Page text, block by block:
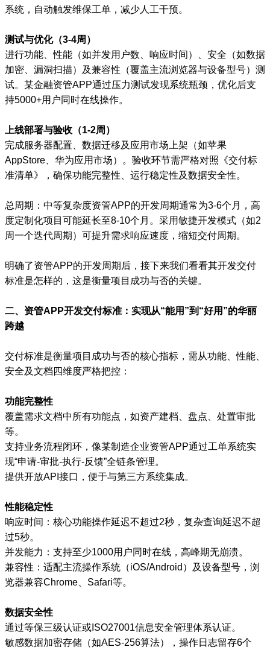
系统，自动触发维保工单，减少人工干预。
测试与优化（3-4周）
进行功能、性能（如并发用户数、响应时间）、安全（如数据
加密、漏洞扫描）及兼容性（覆盖主流浏览器与设备型号）测
试。某金融资管APP通过压力测试发现系统瓶颈，优化后支
持5000+用户同时在线操作。
上线部署与验收（1-2周）
完成服务器配置、数据迁移及应用市场上架（如苹果
AppStore、华为应用市场）。验收环节需严格对照《交付标
准清单》，确保功能完整性、运行稳定性及数据安全性。
总周期：中等复杂度资管APP的开发周期通常为3-6个月，高
度定制化项目可能延长至8-10个月。采用敏捷开发模式（如2
周一个迭代周期）可提升需求响应速度，缩短交付周期。
明确了资管APP的开发周期后，接下来我们看看其开发交付
标准是怎样的，这是衡量项目成功与否的关键。
二、资管APP开发交付标准：实现从“能用”到“好用”的华丽
跨越
交付标准是衡量项目成功与否的核心指标，需从功能、性能、
安全及文档四维度严格把控：
功能完整性
覆盖需求文档中所有功能点，如资产建档、盘点、处置审批
等。
支持业务流程闭环，像某制造企业资管APP通过工单系统实
现“申请-审批-执行-反馈”全链条管理。
提供开放API接口，便于与第三方系统集成。
性能稳定性
响应时间：核心功能操作延迟不超过2秒，复杂查询延迟不超
过5秒。
并发能力：支持至少1000用户同时在线，高峰期无崩溃。
兼容性：适配主流操作系统（iOS/Android）及设备型号，浏
览器兼容Chrome、Safari等。
数据安全性
通过等保三级认证或ISO27001信息安全管理体系认证。
敏感数据加密存储（如AES-256算法），操作日志留存6个